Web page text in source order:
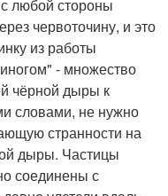
любой стороны
червоточину, и это
из работы
- множество
чёрной дыры к
словами, не нужно
странности на
дыры. Частицы
соединены с